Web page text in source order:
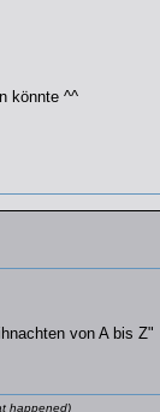
könnte ^^
von A bis Z"
happened)